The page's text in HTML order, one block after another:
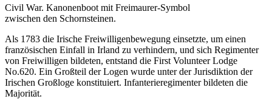
Civil War. Kanonenboot mit Freimaurer-Symbol
zwischen den Schornsteinen.
Als 1783 die Irische Freiwilligenbewegung einsetzte, um einen
französischen Einfall in Irland zu verhindern, und sich Regimenter
von Freiwilligen bildeten, entstand die First Volunteer Lodge
No.620. Ein Großteil der Logen wurde unter der Jurisdiktion der
Irischen Großloge konstituiert. Infanterieregimenter bildeten die
Majorität.